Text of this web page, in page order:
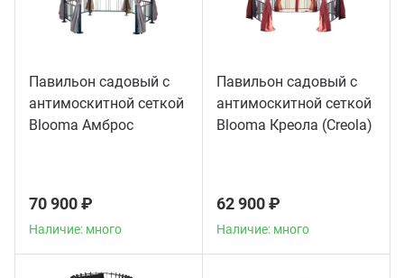
Павильон садовый с
антимоскитной сеткой
Blooma Амброс
70 900 ₽
Наличие: много
Павильон садовый с
антимоскитной сеткой
Blooma Креола (Creola)
62 900 ₽
Наличие: много